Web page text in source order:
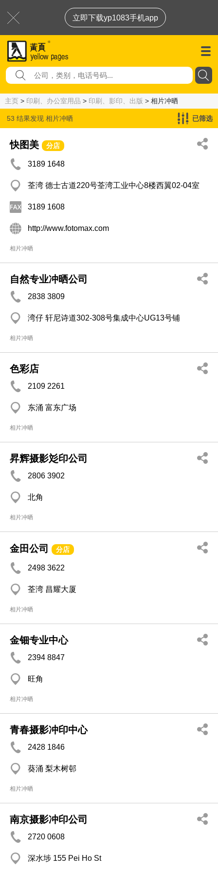
立即下载yp1083手机app
主页 > 印刷、办公室用品 > 印刷、影印、出版 > 相片冲晒
53 结果发现 相片冲晒 已筛选
快图美 分店
3189 1648
荃湾 德士古道220号荃湾工业中心8楼西翼02-04室
3189 1608
http://www.fotomax.com
相片冲晒
自然专业冲晒公司
2838 3809
湾仔 轩尼诗道302-308号集成中心UG13号铺
相片冲晒
色彩店
2109 2261
东涌 富东广场
相片冲晒
昇辉摄影彣印公司
2806 3902
北角
相片冲晒
金田公司 分店
2498 3622
荃湾 昌耀大厦
相片冲晒
金钿专业中心
2394 8847
旺角
相片冲晒
青春摄影冲印中心
2428 1846
葵涌 梨木树邨
相片冲晒
南京摄影冲印公司
2720 0608
深水埗 155 Pei Ho St